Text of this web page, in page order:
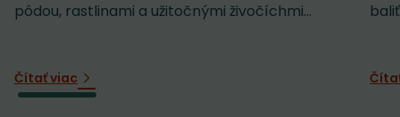
pôdou, rastlinami a užitočnými živočíchmi...
Čítať viac